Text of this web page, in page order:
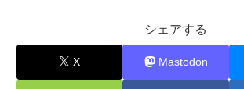
シェアする
X Mastodon